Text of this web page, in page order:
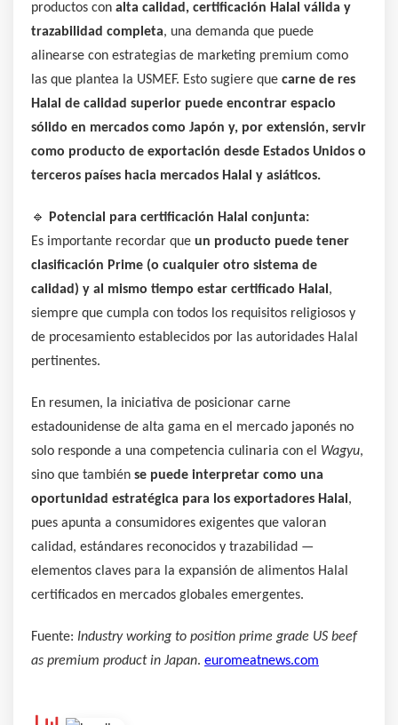
productos con alta calidad, certificación Halal válida y
trazabilidad completa, una demanda que puede
alinearse con estrategias de marketing premium como
las que plantea la USMEF. Esto sugiere que carne de res
Halal de calidad superior puede encontrar espacio
sólido en mercados como Japón y, por extensión, servir
como producto de exportación desde Estados Unidos o
terceros países hacia mercados Halal y asiáticos.
🔹
Potencial para certificación Halal conjunta:
Es importante recordar que un producto puede tener
clasificación Prime (o cualquier otro sistema de
calidad) y al mismo tiempo estar certificado Halal ,
siempre que cumpla con todos los requisitos religiosos y
de procesamiento establecidos por las autoridades Halal
pertinentes.
En resumen, la iniciativa de posicionar carne
estadounidense de alta gama en el mercado japonés no
solo responde a una competencia culinaria con el Wagyu,
sino que también se puede interpretar como una
oportunidad estratégica para los exportadores Halal ,
pues apunta a consumidores exigentes que valoran
calidad, estándares reconocidos y trazabilidad —
elementos claves para la expansión de alimentos Halal
certificados en mercados globales emergentes.
Fuente: Industry working to position prime grade US beef
as premium product in Japan. euromeatnews.com